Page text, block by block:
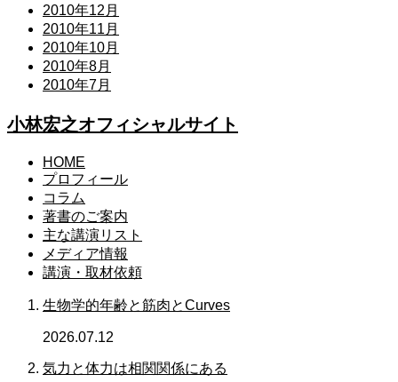
2010年12月
2010年11月
2010年10月
2010年8月
2010年7月
小林宏之オフィシャルサイト
HOME
プロフィール
コラム
著書のご案内
主な講演リスト
メディア情報
講演・取材依頼
生物学的年齢と筋肉とCurves
2026.07.12
気力と体力は相関関係にある